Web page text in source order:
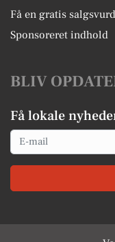
Få en gratis
Sponsoreret indhold
BLIV
Få lokale
Email